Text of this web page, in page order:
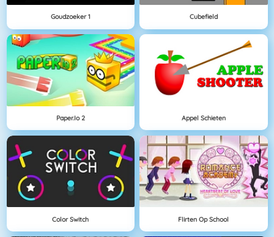
Goudzoeker 1 Cubefield
Paper.io 2 Appel Schieten
Color Switch Flirten Op School